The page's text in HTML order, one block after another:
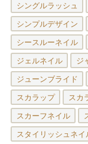
シングルラッシュ
シンプルデザイン
シースルーネイル
ジェルネイル ジ
ジューンブライド
スカラップ スカ
スカーフネイル
スタイリッシュネイ